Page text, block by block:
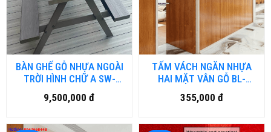
BÀN GHẾ GỖ NHỰA NGOÀI
TRỜI HÌNH CHỮ A SW-
BG.DN.HM
9,500,000 đ
TẤM VÁCH NGĂN NHỰA
HAI MẶT VÂN GỖ BL-
VN05.DN
355,000 đ